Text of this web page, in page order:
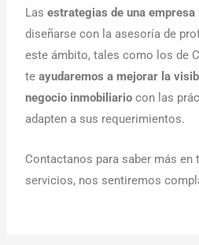
Lasestrategias de una
diseñarse con la asesoría de
este ámbito, tales como los de
teayudaremos a mejorar la
negocio inmobiliariocon las
adapten a sus requerimientos.
Contactanos para saber más en
servicios, nos sentiremos